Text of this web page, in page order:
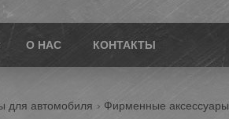
О НАС КОНТАКТЫ
для автомобиля Фирменные аксессуары